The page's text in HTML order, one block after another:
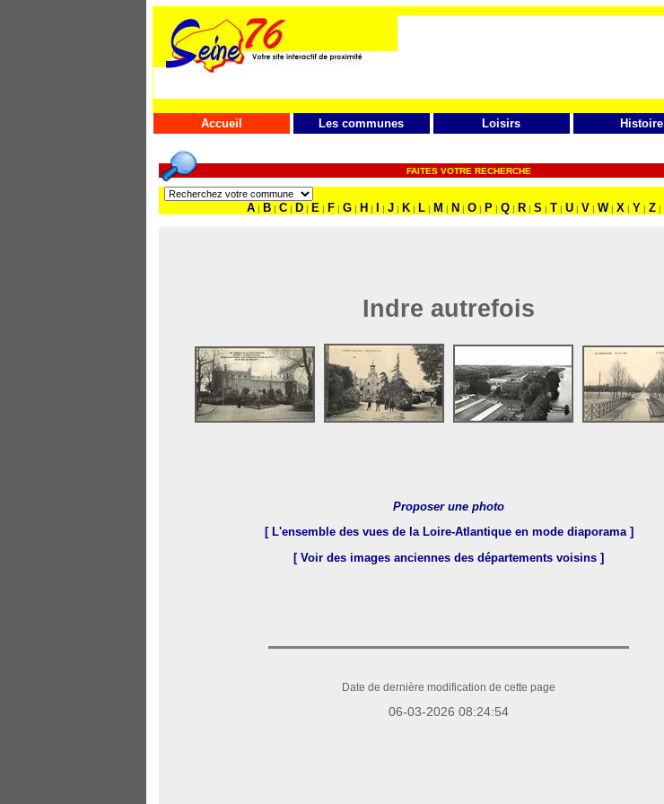
Accueil Les communes Loisirs Histoire
FAITES VOTRE RECHERCHE
A | B | C | D | E | F | G | H | | J | K | L | M | N | O | P | Q | R | S | T | U | V | W | X | Y | Z |
Indre autrefois
Proposer une photo
[ L'ensemble des vues de la Loire-Atlantique en mode diaporama ]
[ Voir des images anciennes des départements voisins ]
Date de dernière modification de cette page
06-03-2026 08:24:54